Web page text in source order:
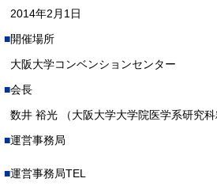
2014年2月1日
開催場所
大阪大学コンベンションセンター
会長
数井 裕光 （大阪大学大学院医学系研究科
運営事務局
運営事務局TEL